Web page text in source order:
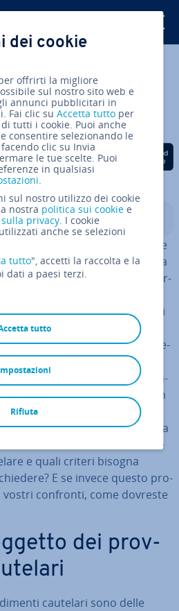
cautelari e
nel campo
Condividi via Facebook
Condividi via Twitter
Condividi via
un online shop senza foto e
nell’e-commerce la lotta per la
di mercato è par­ti­co­lar­
alcuni servizi ad orien­tar­si
Così è facile che si
sito della con­cor­ren­za o si
di vio­la­zio­ne per­se­gui­bi­le le­
in tempo, dovreste tenere
si com­por­ta­no i vostri con­
Internet è ne­ces­sa­rio agire in
vio­la­zio­ni e la
diffida stra­
effetto, potete ricorrere a
Ma che cos’è esat­ta­men­te
e quali criteri bisogna
E se invece questo pro­
confronti, come dovreste
dei prov­
cautelari sono delle
dei cookie
offrirti la migliore
sul nostro sito web e
annunci pubblicitari in
Fai clic suAccetta tutto per
tutti i cookie. Puoi anche
consentire selezionando le
clic su Invia
le tue scelte. Puoi
in qualsiasi
.
sul nostro utilizzo dei cookie
nostra politica sui cookie e
privacy. I cookie
anche se selezioni
tutto", accetti la raccolta e la
dati a paesi terzi.
tutto
Rifiuta